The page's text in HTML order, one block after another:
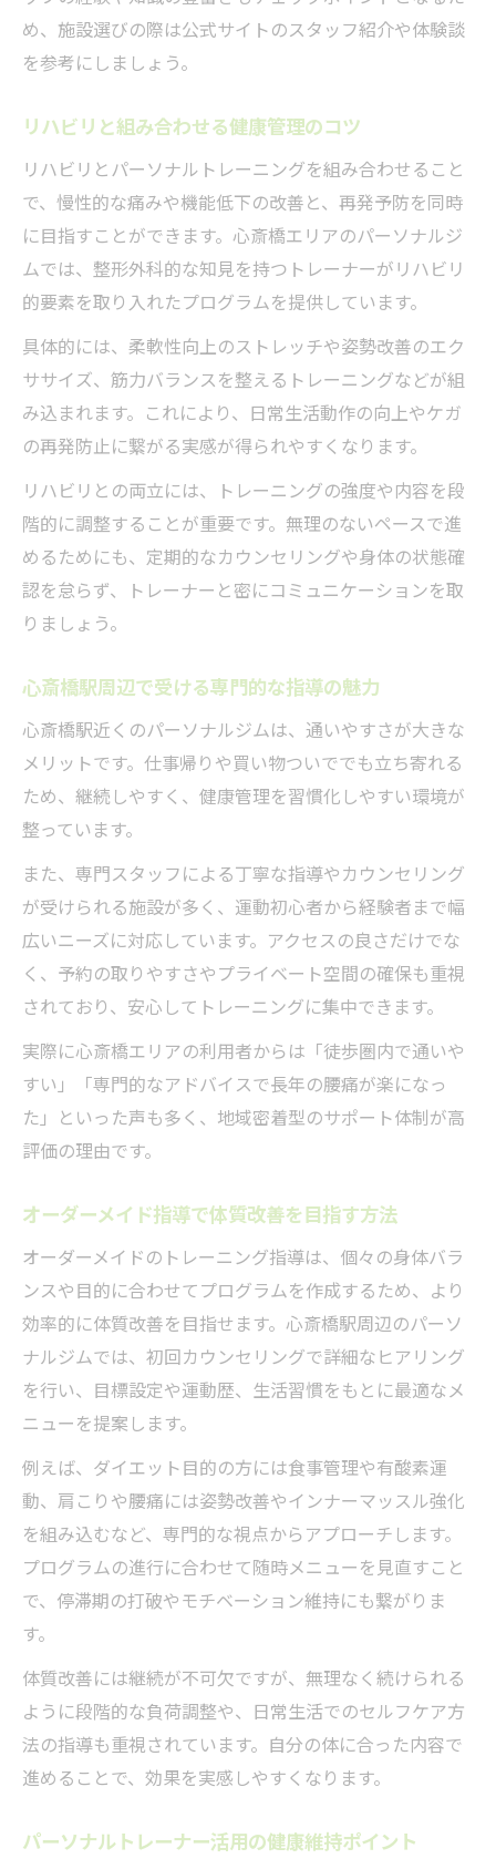
め、施設選びの際は公式サイトのスタッフ紹介や体験談
を参考にしましょう。
リハビリと組み合わせる健康管理のコツ
リハビリとパーソナルトレーニングを組み合わせること
で、慢性的な痛みや機能低下の改善と、再発予防を同時
に目指すことができます。心斎橋エリアのパーソナルジ
ムでは、整形外科的な知見を持つトレーナーがリハビリ
的要素を取り入れたプログラムを提供しています。
具体的には、柔軟性向上のストレッチや姿勢改善のエク
ササイズ、筋力バランスを整えるトレーニングなどが組
み込まれます。これにより、日常生活動作の向上やケガ
の再発防止に繋がる実感が得られやすくなります。
リハビリとの両立には、トレーニングの強度や内容を段
階的に調整することが重要です。無理のないペースで進
めるためにも、定期的なカウンセリングや身体の状態確
認を怠らず、トレーナーと密にコミュニケーションを取
りましょう。
心斎橋駅周辺で受ける専門的な指導の魅力
心斎橋駅近くのパーソナルジムは、通いやすさが大きな
メリットです。仕事帰りや買い物ついででも立ち寄れる
ため、継続しやすく、健康管理を習慣化しやすい環境が
整っています。
また、専門スタッフによる丁寧な指導やカウンセリング
が受けられる施設が多く、運動初心者から経験者まで幅
広いニーズに対応しています。アクセスの良さだけでな
く、予約の取りやすさやプライベート空間の確保も重視
されており、安心してトレーニングに集中できます。
実際に心斎橋エリアの利用者からは「徒歩圏内で通いや
すい」「専門的なアドバイスで長年の腰痛が楽になっ
た」といった声も多く、地域密着型のサポート体制が高
評価の理由です。
オーダーメイド指導で体質改善を目指す方法
オーダーメイドのトレーニング指導は、個々の身体バラ
ンスや目的に合わせてプログラムを作成するため、より
効率的に体質改善を目指せます。心斎橋駅周辺のパーソ
ナルジムでは、初回カウンセリングで詳細なヒアリング
を行い、目標設定や運動歴、生活習慣をもとに最適なメ
ニューを提案します。
例えば、ダイエット目的の方には食事管理や有酸素運
動、肩こりや腰痛には姿勢改善やインナーマッスル強化
を組み込むなど、専門的な視点からアプローチします。
プログラムの進行に合わせて随時メニューを見直すこと
で、停滞期の打破やモチベーション維持にも繋がりま
す。
体質改善には継続が不可欠ですが、無理なく続けられる
ように段階的な負荷調整や、日常生活でのセルフケア方
法の指導も重視されています。自分の体に合った内容で
進めることで、効果を実感しやすくなります。
パーソナルトレーナー活用の健康維持ポイント